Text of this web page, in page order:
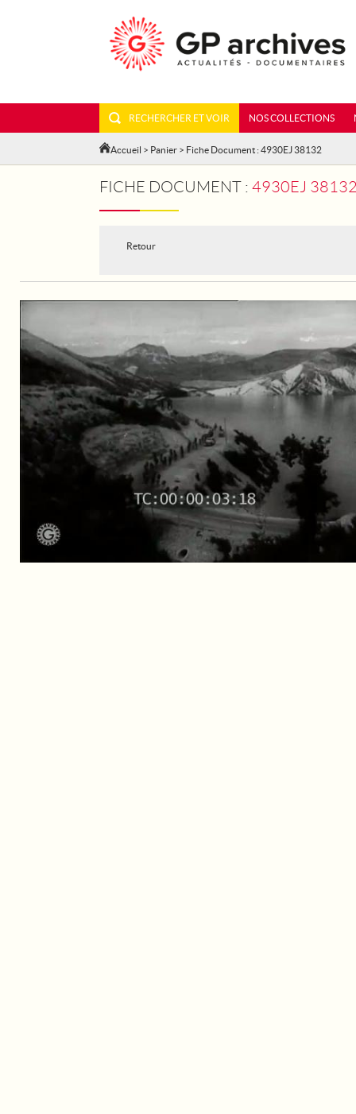
RECHERCHER ET VOIR NOS COLLECTIONS
Accueil > Panier > Fiche Document : 4930EJ 38132
FICHE DOCUMENT : 4930EJ 38132 -
Retour